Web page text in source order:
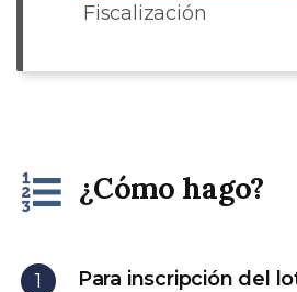
Fiscalización
¿Cómo hago?
Para inscripción del